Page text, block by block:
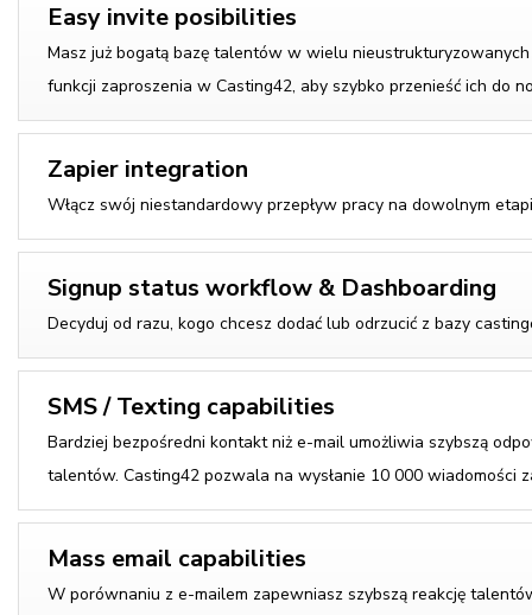
Easy invite posibilities
Masz już bogatą bazę talentów w wielu nieustrukturyzowanych
funkcji zaproszenia w Casting42, aby szybko przenieść ich do
Zapier integration
Włącz swój niestandardowy przepływ pracy na dowolnym
Signup status workflow & Dashboarding
Decyduj od razu, kogo chcesz dodać lub odrzucić z bazy
SMS / Texting capabilities
Bardziej bezpośredni kontakt niż e-mail umożliwia szybszą
talentów. Casting42 pozwala na wysłanie 10 000 wiadomości
Mass email capabilities
W porównaniu z e-mailem zapewniasz szybszą reakcję